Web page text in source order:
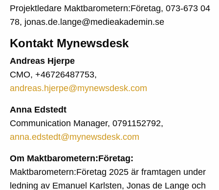
Projektledare Maktbarometern:Företag, 073-673 04
78, jonas.de.lange@medieakademin.se
Kontakt Mynewsdesk
Andreas Hjerpe
CMO, +46726487753,
andreas.hjerpe@mynewsdesk.com
Anna Edstedt
Communication Manager, 0791152792,
anna.edstedt@mynewsdesk.com
Om Maktbarometern:Företag:
Maktbarometern:Företag 2025 är framtagen under
ledning av Emanuel Karlsten, Jonas de Lange och